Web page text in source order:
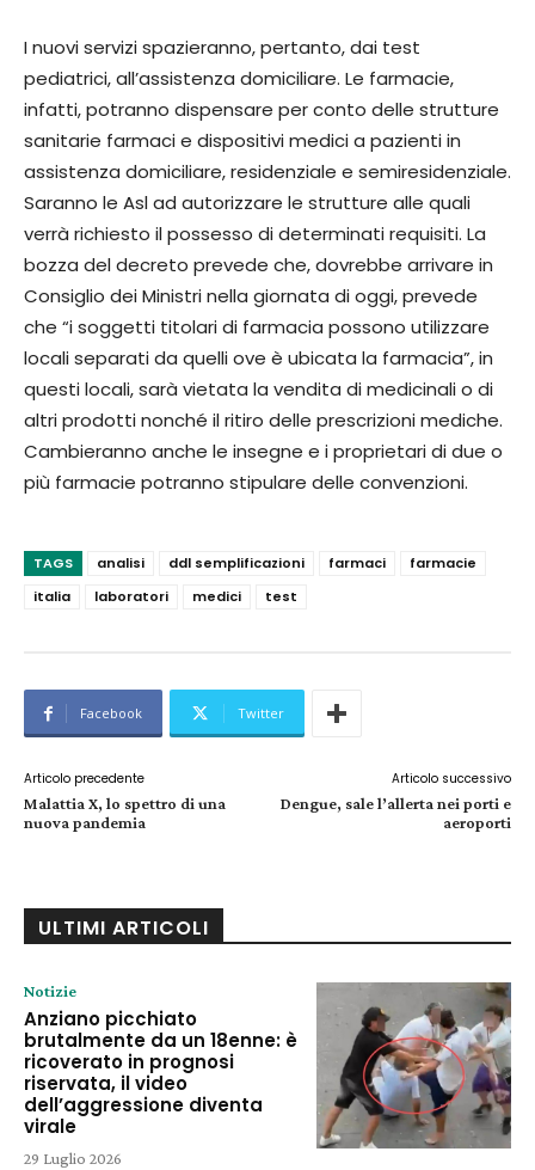
I nuovi servizi spazieranno, pertanto, dai test
pediatrici, all’assistenza domiciliare. Le farmacie,
infatti, potranno dispensare per conto delle strutture
sanitarie farmaci e dispositivi medici a pazienti in
assistenza domiciliare, residenziale e semiresidenziale.
Saranno le Asl ad autorizzare le strutture alle quali
verrà richiesto il possesso di determinati requisiti. La
bozza del decreto prevede che, dovrebbe arrivare in
Consiglio dei Ministri nella giornata di oggi, prevede
che “i soggetti titolari di farmacia possono utilizzare
locali separati da quelli ove è ubicata la farmacia”, in
questi locali, sarà vietata la vendita di medicinali o di
altri prodotti nonché il ritiro delle prescrizioni mediche.
Cambieranno anche le insegne e i proprietari di due o
più farmacie potranno stipulare delle convenzioni.
TAGS analisi ddl semplificazioni farmaci
farmacie
italia
laboratori medici test
Facebook Twitter
Articolo precedente
Malattia X, lo spettro di una
nuova pandemia
Articolo successivo
Dengue, sale l’allerta nei porti e
aeroporti
ULTIMI ARTICOLI
Notizie
Anziano picchiato
brutalmente da un 18enne: è
ricoverato in prognosi
riservata, il video
dell’aggressione diventa
virale
29 Luglio 2026